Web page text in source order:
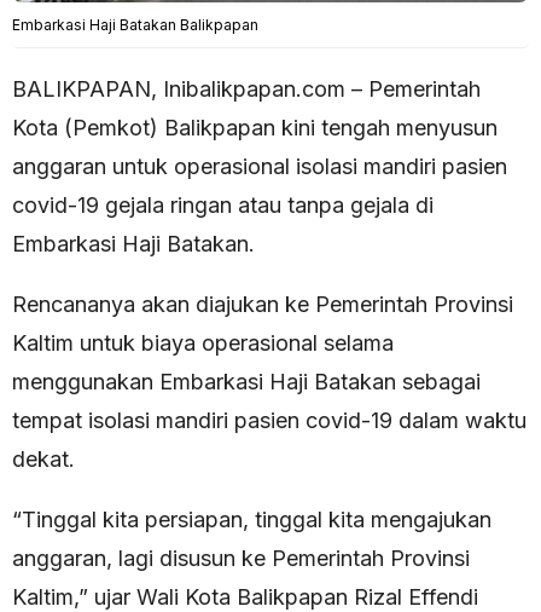
Embarkasi Haji Batakan Balikpapan
BALIKPAPAN, Inibalikpapan.com – Pemerintah
Kota (Pemkot) Balikpapan kini tengah menyusun
anggaran untuk operasional isolasi mandiri pasien
covid-19 gejala ringan atau tanpa gejala di
Embarkasi Haji Batakan.
Rencananya akan diajukan ke Pemerintah Provinsi
Kaltim untuk biaya operasional selama
menggunakan Embarkasi Haji Batakan sebagai
tempat isolasi mandiri pasien covid-19 dalam waktu
dekat.
“Tinggal kita persiapan, tinggal kita mengajukan
anggaran, lagi disusun ke Pemerintah Provinsi
Kaltim,” ujar Wali Kota Balikpapan Rizal Effendi